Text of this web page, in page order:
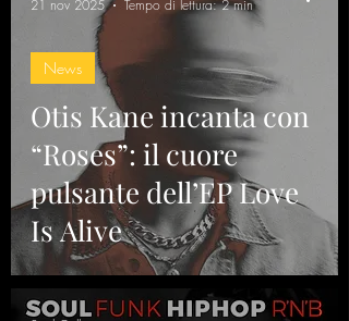
Otis Kane incanta con
“Roses”: il cuore
pulsante dell’EP Love
Is Alive
News
21 nov 2025
Tempo di lettura: 2 min